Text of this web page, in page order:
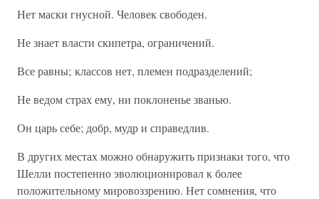
Нет маски гнусной. Человек свободен.
Не знает власти скипетра, ограничений.
Все равны; классов нет, племен подразделений;
Не ведом страх ему, ни поклоненье званью.
Он царь себе; добр, мудр и справедлив.
В других местах можно обнаружить признаки того, что
Шелли постепенно эволюционировал к более
положительному мировоззрению. Нет сомнения, что